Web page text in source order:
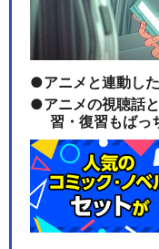
アニメと連動し
アニメの視聴話
習・復習もばっ